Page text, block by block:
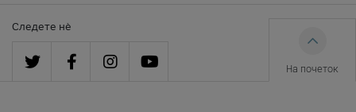
Следете нè
На почеток